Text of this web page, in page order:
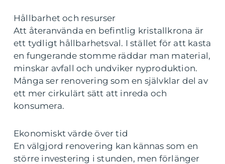
Hållbarhet och resurser
Att återanvända en befintlig kristallkrona är
ett tydligt hållbarhetsval. I stället för att kasta
en fungerande stomme räddar man material,
minskar avfall och undviker nyproduktion.
Många ser renovering som en självklar del av
ett mer cirkulärt sätt att inreda och
konsumera.
Ekonomiskt värde över tid
En välgjord renovering kan kännas som en
större investering i stunden, men förlänger